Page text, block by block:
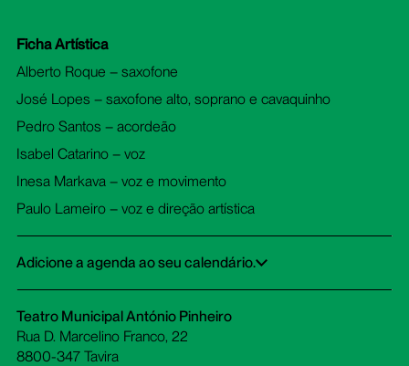
Ficha Artística
Alberto Roque – saxofone
José Lopes – saxofone alto, soprano e cavaquinho
Pedro Santos – acordeão
Isabel Catarino – voz
Inesa Markava – voz e movimento
Paulo Lameiro – voz e direção artística
Teatro Municipal António Pinheiro
Rua D. Marcelino Franco, 22
8800-347 Tavira
Adicione a agenda ao seu calendário.